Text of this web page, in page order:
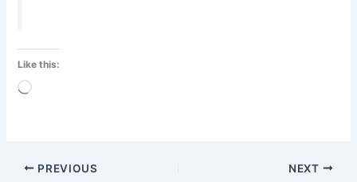
Like this:
Loading…
PREVIOUS NEXT